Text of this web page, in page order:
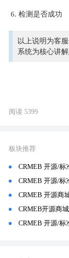
检测是否成功
以上说明为客
系统为核心讲解
阅读 5399
板块推荐
CRMEB 开源/标
CRMEB 开源/标
CRMEB 开源商
CRMEB开源商
CRMEB 开源/